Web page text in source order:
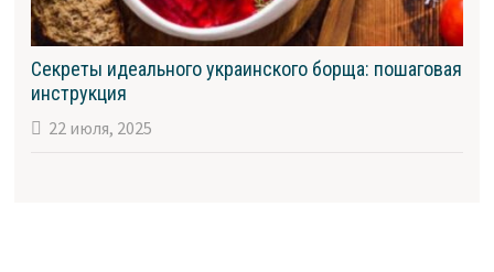
Секреты идеального украинского борща: пошаговая
инструкция
22 июля, 2025